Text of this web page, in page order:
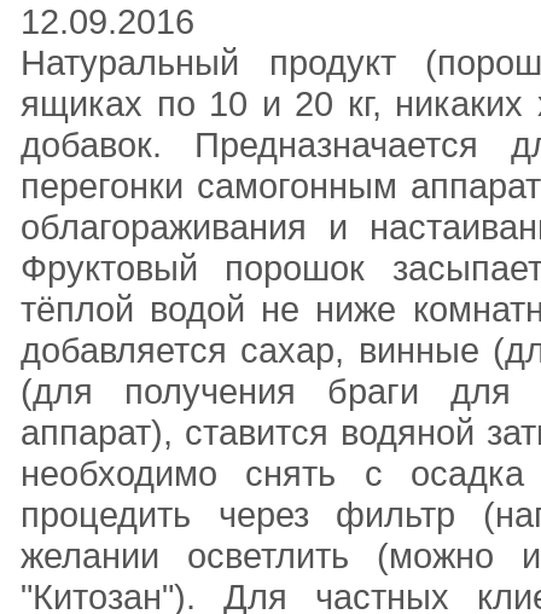
12.09.2016
Натуральный продукт
ящиках по 10 и 20 кг, никаких
добавок. Предназначается
перегонки самогонным
облагораживания и
Фруктовый порошок
тёплой водой не ниже
добавляется сахар, винные
(для получения браги для
аппарат), ставится водяной
необходимо снять с
процедить через фильтр
желании осветлить (можно
"Китозан"). Для частных